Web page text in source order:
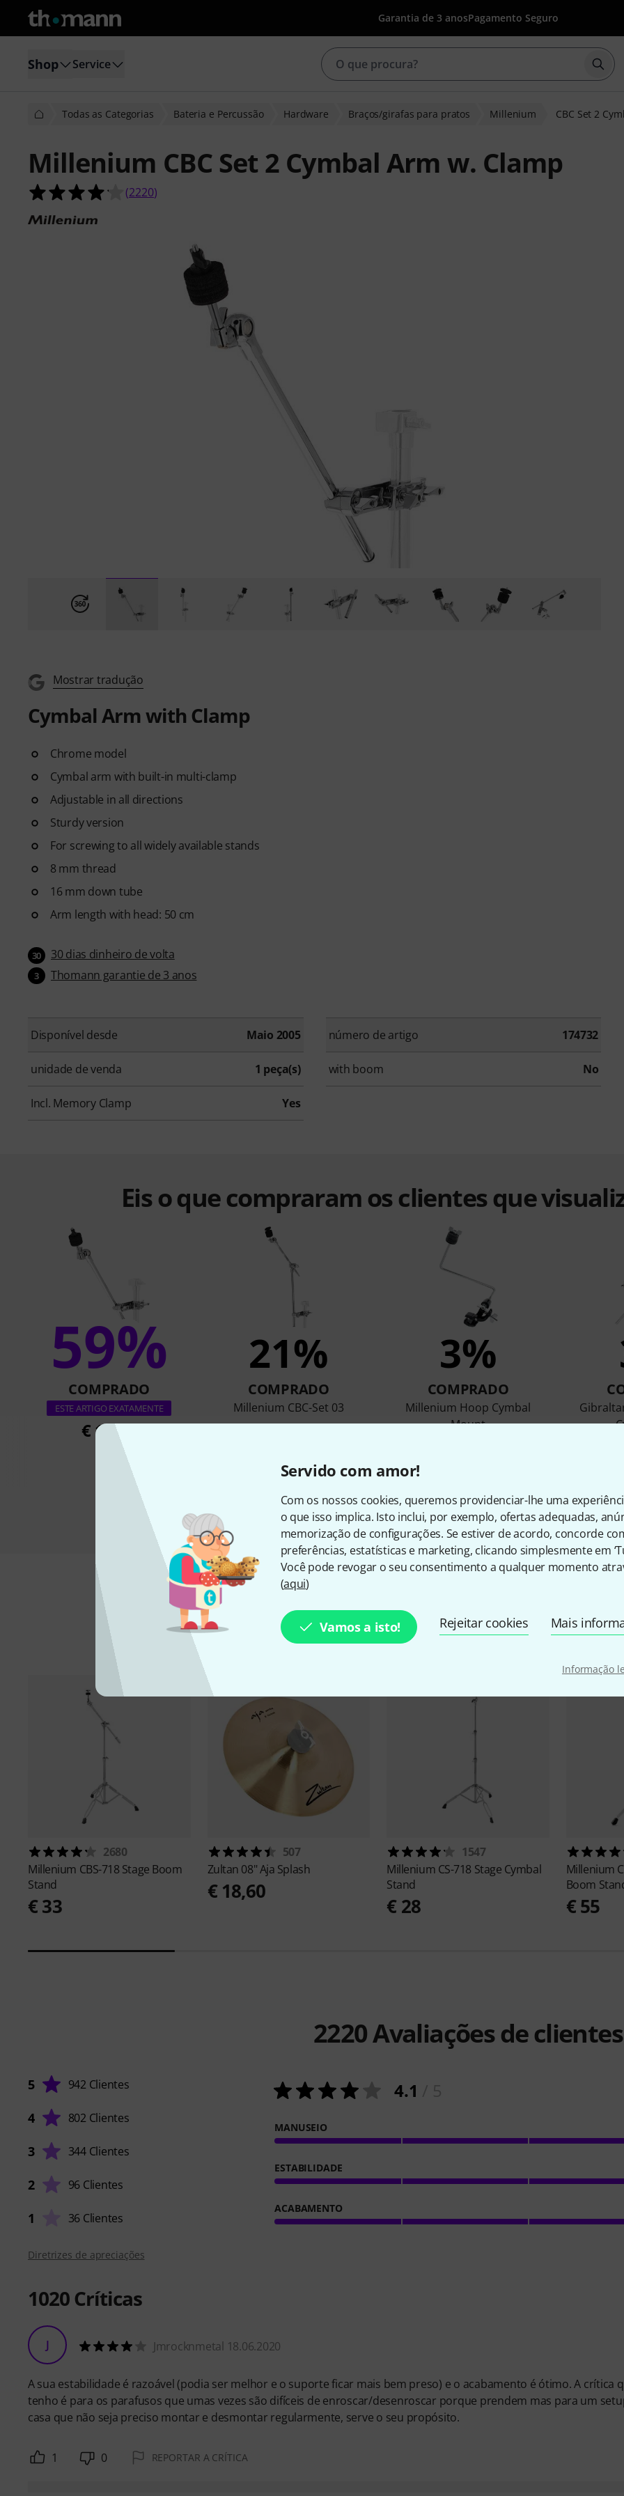
Servido com amor!
Com os nossos cookies, queremos providenciar-lhe uma
o que isso implica. Isto inclui, por exemplo, ofertas adequadas,
memorização de configurações. Se estiver de acordo, concorde
preferências, estatísticas e marketing, clicando simplesmente em
Você pode revogar o seu consentimento a qualquer momento
(aqui)
Vamos a isto! Rejeitar cookies Mais
Informação
Garantia de 3 anosPagamento Seguro
Shop Service
Todas as Categorias Bateria e Percussão Hardware Braços/girafas para pratos Millenium CBC Set 2
Millenium CBC Set 2 Cymbal Arm w. Clamp
4.1 de 5 estrelas de 2220 avaliações de clientes
(2220)
Mostrar tradução
Cymbal Arm with Clamp
Chrome model
Cymbal arm with built-in multi-clamp
Adjustable in all directions
Sturdy version
For screwing to all widely available stands
8 mm thread
16 mm down tube
Arm length with head: 50 cm
30 30 dias dinheiro de volta
3 Thomann garantie de 3 anos
Disponível desde Maio 2005 número de artigo 174732
unidade de venda 1 peça(s) with boom No
Incl. Memory Clamp Yes
Eis o que compraram os clientes que
59%
COMPRADO
ESTE ARTIGO EXATAMENTE
€ 15,90
21%
COMPRADO
Millenium CBC-Set 03
€ 17,90
3%
COMPRADO
Millenium Hoop Cymbal
Mount
Comparar
Acessórios e artigos
2680
Millenium CBS-718 Stage Boom
Stand
€ 33
507
Zultan 08" Aja Splash
€ 18,60
1547
Millenium CS-718 Stage Cymbal
Stand
€ 28
Millenium
Boom
€ 55
2220Avaliações de clientes
5 942 Clientes
4 802 Clientes
3 344 Clientes
2 96 Clientes
1 36 Clientes
4.1
MANUSEIO
ESTABILIDADE
ACABAMENTO
Diretrizes de apreciações
1020 Críticas
J Jmrocknmetal 18.06.2020
A sua estabilidade é razoável (podia ser melhor e o suporte ficar mais bem preso) e o acabamento é ótimo. A crítica
tenho é para os parafusos que umas vezes são difíceis de enroscar/desenroscar porque prendem mas para um
casa que não seja preciso montar e desmontar regularmente, serve o seu propósito.
1 0 REPORTAR A CRÍTICA